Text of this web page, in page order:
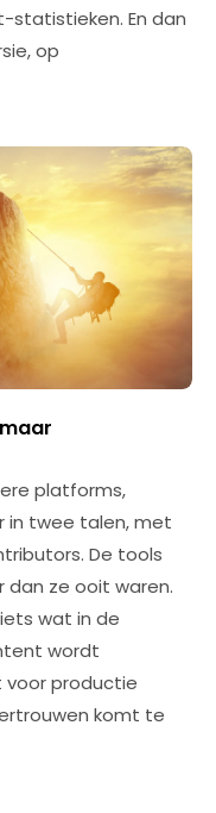
En dan
op
platforms,
in twee talen, met
De tools
dan ze ooit waren.
wat in de
wordt
voor productie
komt te